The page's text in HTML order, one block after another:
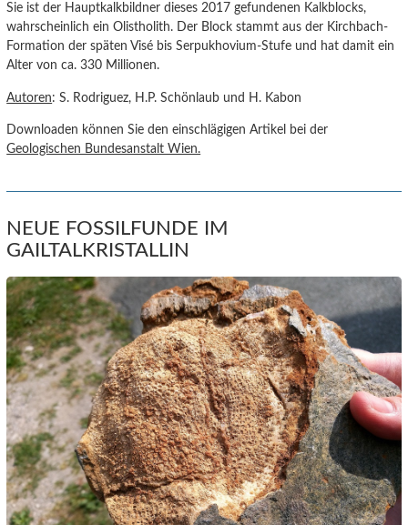
Sie ist der Hauptkalkbildner dieses 2017 gefundenen Kalkblocks,
wahrscheinlich ein Olistholith. Der Block stammt aus der Kirchbach-
Formation der späten Visé bis Serpukhovium-Stufe und hat damit ein
Alter von ca. 330 Millionen.
Autoren: S. Rodriguez, H.P. Schönlaub und H. Kabon
Downloaden können Sie den einschlägigen Artikel bei der
Geologischen Bundesanstalt Wien.
NEUE FOSSILFUNDE IM
GAILTALKRISTALLIN